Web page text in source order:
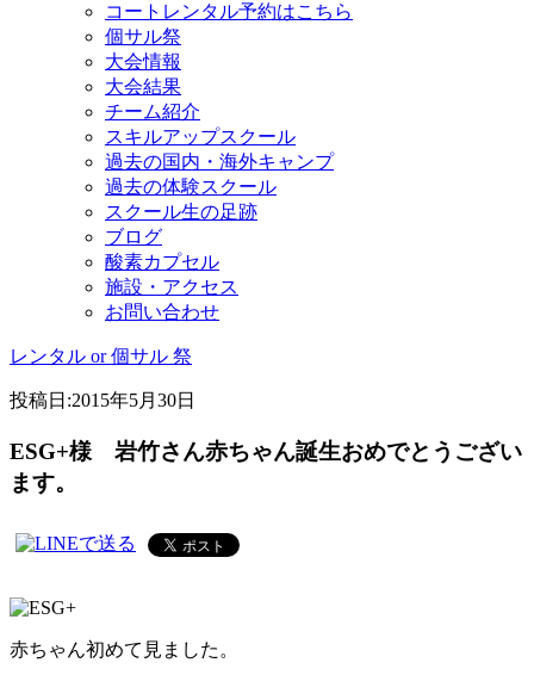
コートレンタル予約はこちら
個サル祭
大会情報
大会結果
チーム紹介
スキルアップスクール
過去の国内・海外キャンプ
過去の体験スクール
スクール生の足跡
ブログ
酸素カプセル
施設・アクセス
お問い合わせ
レンタル or 個サル 祭
投稿日:2015年5月30日
ESG+様 岩竹さん赤ちゃん誕生おめでとうござい
ます。
赤ちゃん初めて見ました。